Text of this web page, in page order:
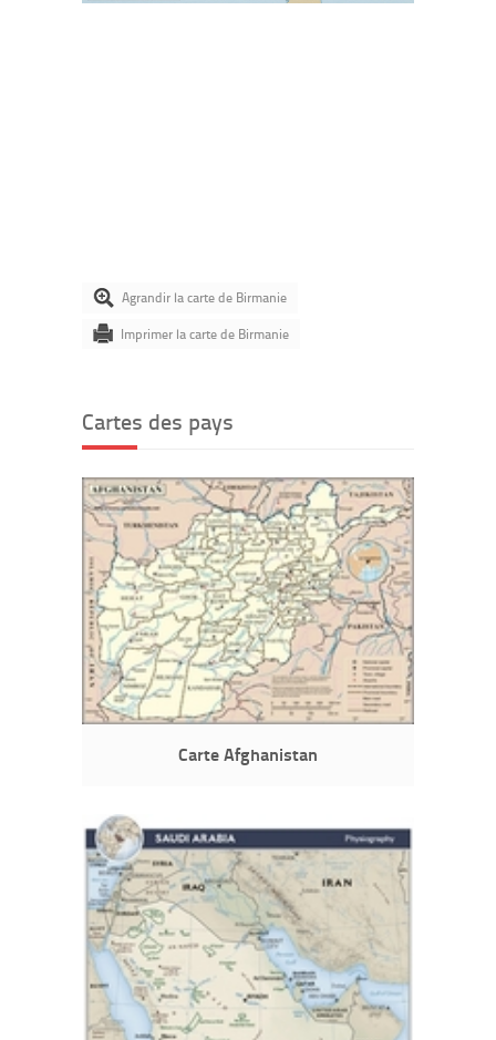
Agrandir la carte de Birmanie
Imprimer la carte de Birmanie
Cartes des pays
Carte Afghanistan